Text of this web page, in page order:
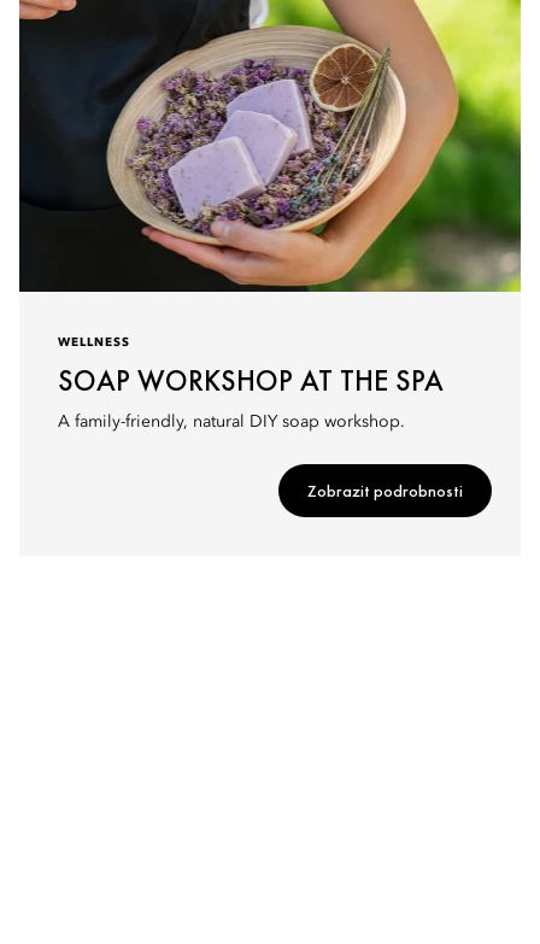
WELLNESS
SOAP WORKSHOP AT THE SPA
A family-friendly, natural DIY soap workshop.
Zobrazit podrobnosti